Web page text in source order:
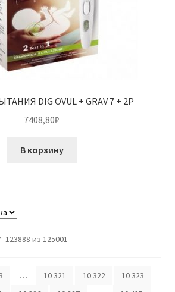
DIG OVUL + GRAV 7 + 2P
7408,80₽
В корзину
из 125001
… 10 321 10 322
10 323